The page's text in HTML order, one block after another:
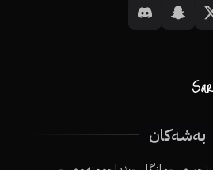
بەشەکان